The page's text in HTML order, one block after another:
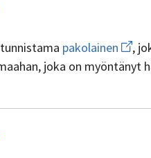
pakolainen Avaa
uuden
,
joka on myöntänyt